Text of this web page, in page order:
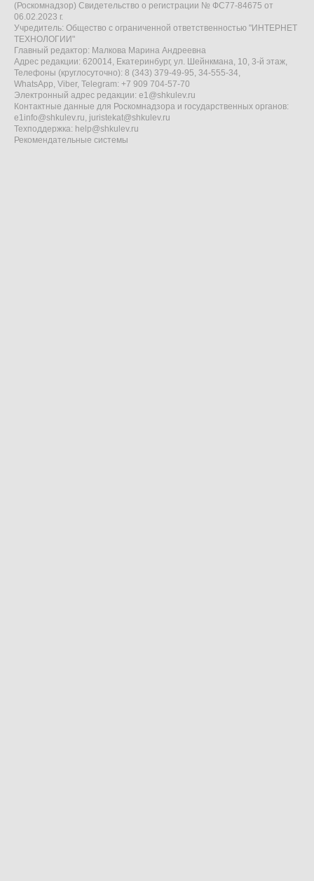
(Роскомнадзор) Свидетельство о регистрации № ФС77-84675 от
06.02.2023 г.
Учредитель: Общество с ограниченной ответственностью "ИНТЕРНЕТ
ТЕХНОЛОГИИ"
Главный редактор: Малкова Марина Андреевна
Адрес редакции: 620014, Екатеринбург, ул. Шейнкмана, 10, 3-й этаж,
Телефоны (круглосуточно): 8 (343) 379-49-95, 34-555-34,
WhatsApp, Viber, Telegram: +7 909 704-57-70
Электронный адрес редакции: e1@shkulev.ru
Контактные данные для Роскомнадзора и государственных органов:
e1info@shkulev.ru, juristekat@shkulev.ru
Техподдержка: help@shkulev.ru
Рекомендательные системы